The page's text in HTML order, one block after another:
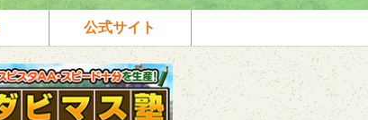
公式サイト